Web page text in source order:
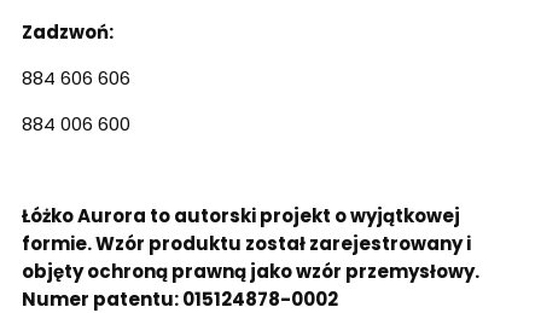
Zadzwoń:
884 606 606
884 006 600
Łóżko Aurora to autorski projekt o wyjątkowej
formie. Wzór produktu został zarejestrowany i
objęty ochroną prawną jako wzór przemysłowy.
Numer patentu: 015124878-0002